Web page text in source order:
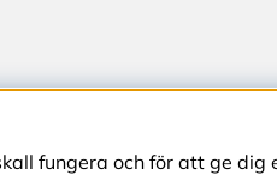
fungera och för att ge